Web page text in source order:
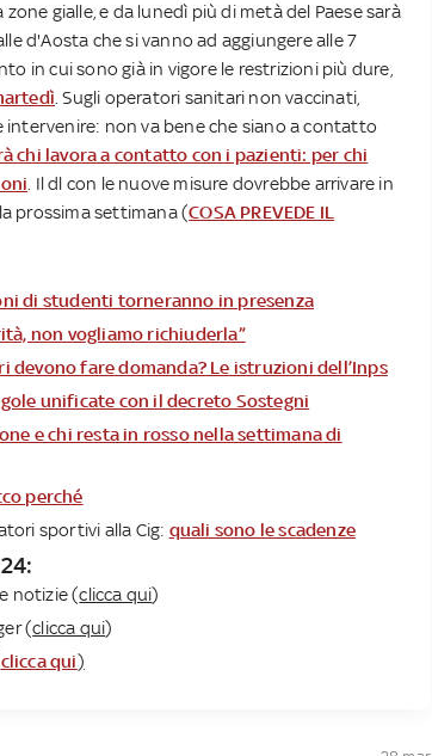
gialle, e da lunedì più di metà del Paese sarà
d'Aosta che si vanno ad aggiungere alle 7
in cui sono già in vigore le restrizioni più dure,
. Sugli operatori sanitari non vaccinati,
intervenire: non va bene che siano a contatto
chi lavora a contatto con i pazienti: per chi
. Il dl con le nuove misure dovrebbe arrivare in
prossima settimana (COSA PREVEDE IL
di studenti torneranno in presenza
non vogliamo richiuderla”
devono fare domanda? Le istruzioni dell’Inps
unificate con il decreto Sostegni
e chi resta in rosso nella settimana di
perché
sportivi alla Cig: quali sono le scadenze
notizie (clicca qui)
(clicca qui)
clicca qui)